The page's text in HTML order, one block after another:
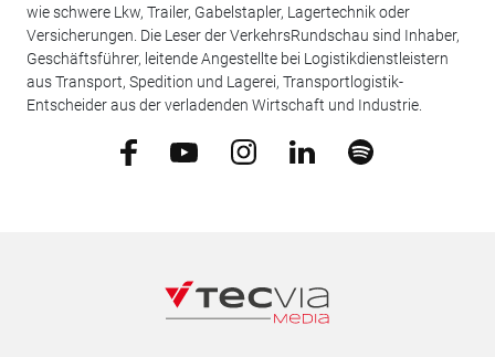
wie schwere Lkw, Trailer, Gabelstapler, Lagertechnik oder
Versicherungen. Die Leser der VerkehrsRundschau sind Inhaber,
Geschäftsführer, leitende Angestellte bei Logistikdienstleistern
aus Transport, Spedition und Lagerei, Transportlogistik-
Entscheider aus der verladenden Wirtschaft und Industrie.